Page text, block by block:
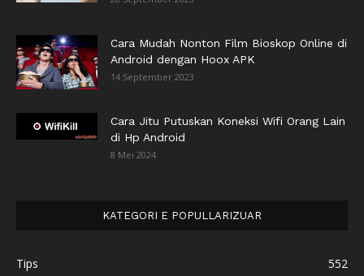
Cara Mudah Nonton Film Bioskop Online di
Android dengan Hoox APK
14 September 2023
Cara Jitu Putuskan Koneksi Wifi Orang Lain
di Hp Android
8 Mei 2024
KATEGORI E POPULLARIZUAR
Tips
552